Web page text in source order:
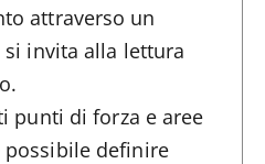
attraverso un
invita alla lettura
punti di forza e aree
definire